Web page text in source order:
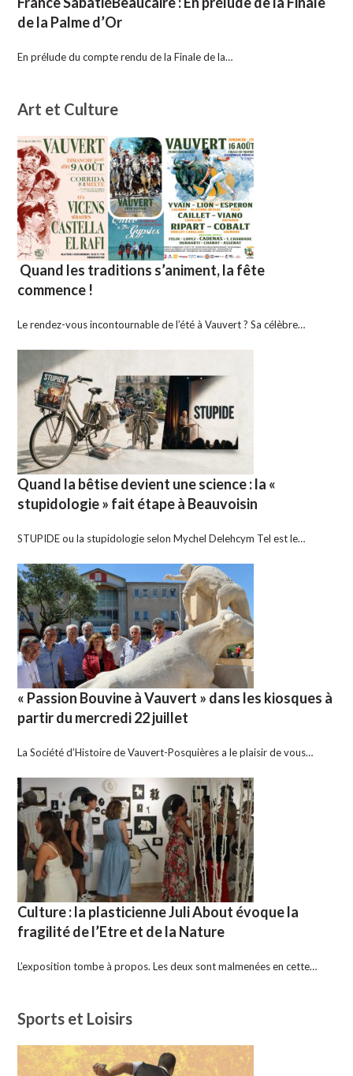
de la Palme d’Or
En prélude du compte rendu de la Finale de la…
Art et Culture
Quand les traditions s’animent, la fête
commence !
Le rendez-vous incontournable de l’été à Vauvert ? Sa célèbre…
Quand la bêtise devient une science : la «
stupidologie » fait étape à Beauvoisin
STUPIDE ou la stupidologie selon Mychel Delehcym Tel est le…
« Passion Bouvine à Vauvert » dans les kiosques à
partir du mercredi 22 juillet
La Société d’Histoire de Vauvert-Posquières a le plaisir de vous…
Culture : la plasticienne Juli About évoque la
fragilité de l’Etre et de la Nature
L’exposition tombe à propos. Les deux sont malmenées en cette…
Sports et Loisirs